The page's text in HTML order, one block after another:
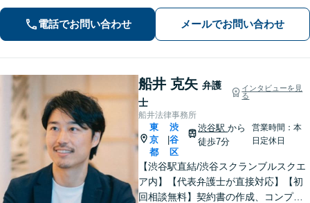
粘り強く活動します。
電話でお問い合わせ メールでお問い合わせ
船井 克矢 弁護
士
インタビューを見
る
船井法律事務所
東
京
都
渋
谷
区
渋谷駅から
徒歩7分
営業時間：本
日定休日
【渋谷駅直結/渋谷スクランブルスクエ
ア内】【代表弁護士が直接対応】【初
回相談無料】契約書の作成、コンプラ